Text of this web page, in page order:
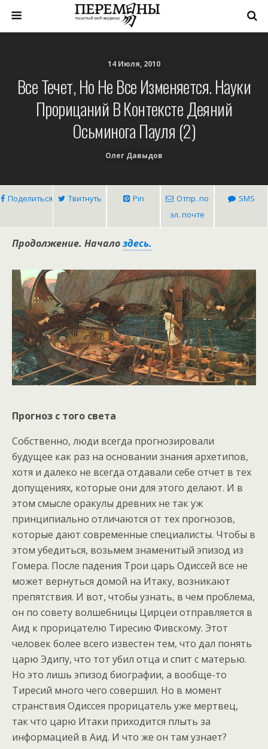
14 Июля, 2010
Все Течет, Но Не Все Изменяется. Науки
Прорицаний В Контексте Деяний
Осьминога Пауля (2)
Олег Давыдов
Поделиться Твитнуть Pin
Отпр. по
эл. почте
SMS
Продолжение. Началоздесь.
Прогноз с того света
Собственно, люди всегда прогнозировали
будущее как раз на основании знания архетипов,
хотя и далеко не всегда отдавали себе отчет в тех
допущениях, которые они для этого делают. И в
этом смысле оракулы древних не так уж
принципиально отличаются от тех прогнозов,
которые дают современные специалисты. Чтобы в
этом убедиться, возьмем знаменитый эпизод из
Гомера. После падения Трои царь Одиссей все не
может вернуться домой на Итаку, возникают
препятствия. И вот, чтобы узнать, в чем проблема,
он по совету волшебницы Цирцеи отправляется в
Аид к прорицателю Тиресию Фивскому. Этот
человек более всего известен тем, что дал понять
царю Эдипу, что тот убил отца и спит с матерью.
Но это лишь эпизод биографии, а вообще-то
Тиресий много чего совершил. Но в момент
странствия Одиссея прорицатель уже мертвец,
так что царю Итаки приходится плыть за
информацией в Аид. И что же он там узнает?